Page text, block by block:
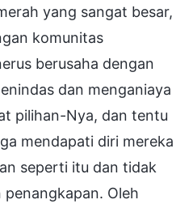
yang sangat besar,
komunitas
berusaha dengan
dan menganiaya
pilihan-Nya, dan tentu
mendapati diri mereka
seperti itu dan tidak
Oleh